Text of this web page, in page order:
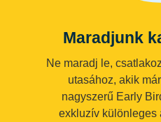
Maradjunk
Ne maradj le,
utasához, akik
nagyszerű Early
exkluzív különleges